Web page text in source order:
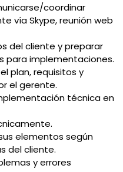
coordinar
vía Skype, reunión web
del cliente y preparar
para implementaciones.
plan, requisitos y
el gerente.
técnica en
elementos según
del cliente.
y errores